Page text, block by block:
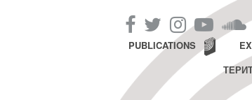
PUBLICATIONS